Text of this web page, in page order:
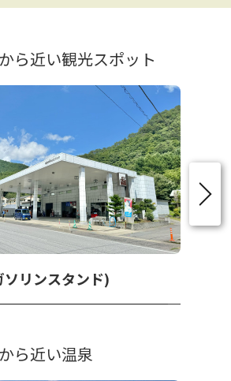
ら近い観光スポット
リンスタンド)
ら近い温泉